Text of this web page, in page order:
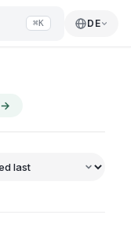
⌘K DE
→